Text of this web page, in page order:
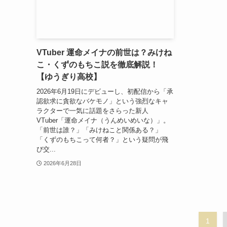
VTuber 運命メイナの前世は？みけね
こ・くずのもちこ説を徹底解説！
【ゆうぎり高校】
2026年6月19日にデビューし、初配信から「承
認欲求に貪欲なバケモノ」という強烈なキャ
ラクターで一気に話題をさらった新人
VTuber「運命メイナ（うんめいめいな）」。
「前世は誰？」「みけねこと関係ある？」
「くずのもちこって何者？」という疑問が飛
び交...
2026年6月28日
1